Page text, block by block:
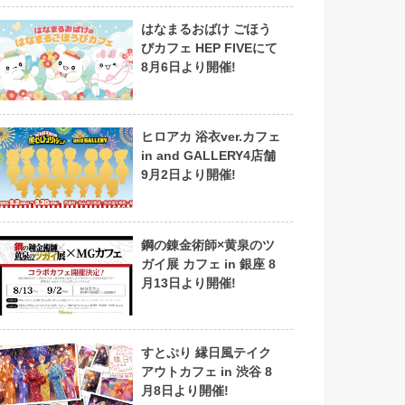
はなまるおばけ ごほう
びカフェ HEP FIVEにて
8月6日より開催!
ヒロアカ 浴衣ver.カフェ
in and GALLERY4店舗
9月2日より開催!
鋼の錬金術師×黄泉のツ
ガイ展 カフェ in 銀座 8
月13日より開催!
すとぷり 縁日風テイク
アウトカフェ in 渋谷 8
月8日より開催!